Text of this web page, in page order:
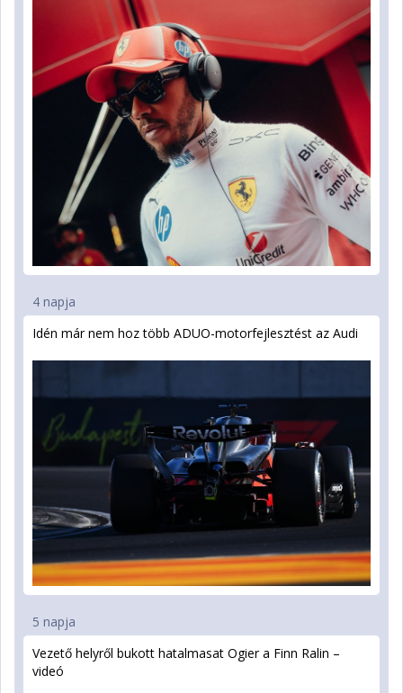
4 napja
Idén már nem hoz több ADUO-motorfejlesztést az Audi
5 napja
Vezető helyről bukott hatalmasat Ogier a Finn Ralin –
videó